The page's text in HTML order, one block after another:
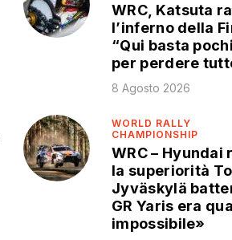
WRC, Katsuta
l’inferno della
“Qui basta
per perdere
8 Agosto 2026
WORLD RALLY
CHAMPIONSHIP
WRC – Hyundai
la superiorità
Jyväskylä
GR Yaris era
impossibile»